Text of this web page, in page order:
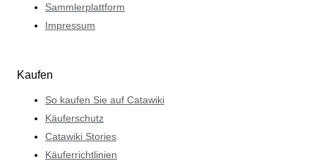
Sammlerplattform
Impressum
Kaufen
So kaufen Sie auf Catawiki
Käuferschutz
Catawiki Stories
Käuferrichtlinien